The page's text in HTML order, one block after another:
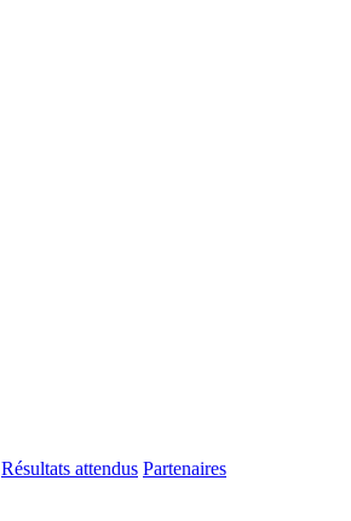
Résultats attendus Partenaires